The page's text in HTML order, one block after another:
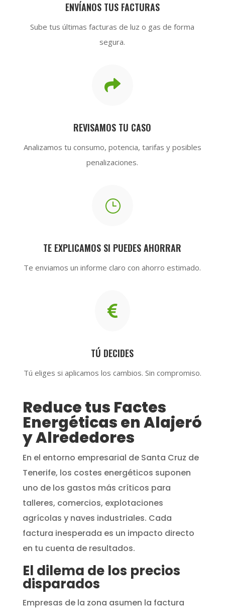
ENVÍANOS TUS FACTURAS
Sube tus últimas facturas de luz o gas de forma
segura.

REVISAMOS TU CASO
Analizamos tu consumo, potencia, tarifas y posibles
penalizaciones.
}
TE EXPLICAMOS SI PUEDES AHORRAR
Te enviamos un informe claro con ahorro estimado.

TÚ DECIDES
Tú eliges si aplicamos los cambios. Sin compromiso.
Reduce tus Factes
Energéticas en Alajeró
y Alrededores
En el entorno empresarial de Santa Cruz de
Tenerife, los costes energéticos suponen
uno de los gastos más críticos para
talleres, comercios, explotaciones
agrícolas y naves industriales. Cada
factura inesperada es un impacto directo
en tu cuenta de resultados.
El dilema de los precios
disparados
Empresas de la zona asumen la factura